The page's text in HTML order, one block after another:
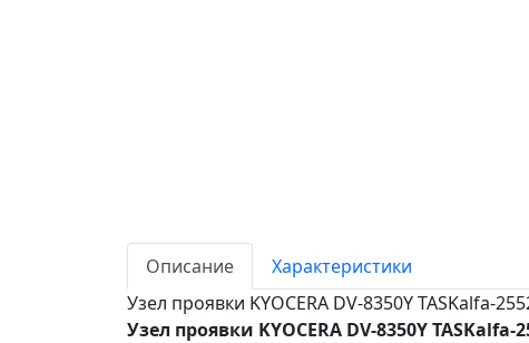
Описание
Характеристики
Узел проявки KYOCERA DV-8350Y TASKalfa-
Узел проявки KYOCERA DV-8350Y TASKalfa-